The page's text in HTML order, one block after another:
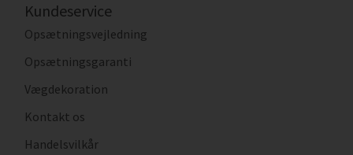
Kundeservice
Opsætningsvejledning
Opsætningsgaranti
Vægdekoration
Kontakt os
Handelsvilkår